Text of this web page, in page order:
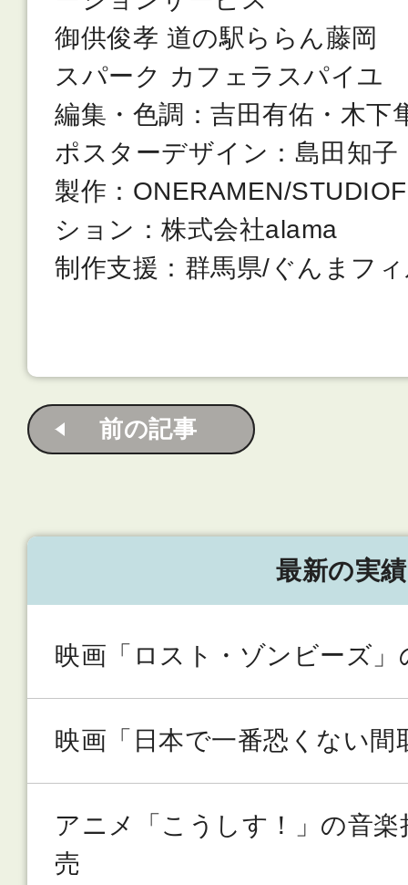
御供俊孝 道の駅ららん藤岡
スパーク カフェラスパイユ
編集・色調：吉田有佑・木下
ポスターデザイン：島田知子
製作：ONERAMEN/
ション：株式会社alama
制作支援：群馬県/ぐんまフ
前の記事
最新の実績
映画「ロスト・ゾンビーズ
映画「日本で一番恐くない間
アニメ「こうしす！」の音
売